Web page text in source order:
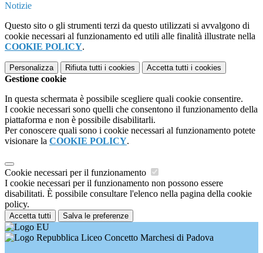
Notizie
Questo sito o gli strumenti terzi da questo utilizzati si avvalgono di
cookie necessari al funzionamento ed utili alle finalità illustrate nella
COOKIE POLICY.
Personalizza Rifiuta tutti i cookies Accetta tutti i cookies
Gestione cookie
In questa schermata è possibile scegliere quali cookie consentire.
I cookie necessari sono quelli che consentono il funzionamento della
piattaforma e non è possibile disabilitarli.
Per conoscere quali sono i cookie necessari al funzionamento potete
visionare la COOKIE POLICY.
Cookie necessari per il funzionamento
I cookie necessari per il funzionamento non possono essere
disabilitati. È possibile consultare l'elenco nella pagina della cookie
policy.
Accetta tutti Salva le preferenze
Liceo Concetto Marchesi di Padova